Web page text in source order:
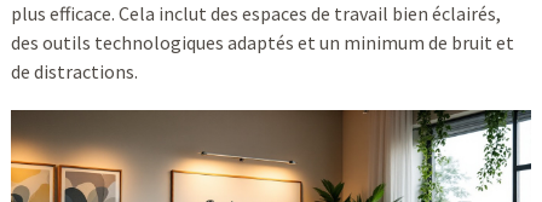
plus efficace. Cela inclut des espaces de travail bien éclairés,
des outils technologiques adaptés et un minimum de bruit et
de distractions.